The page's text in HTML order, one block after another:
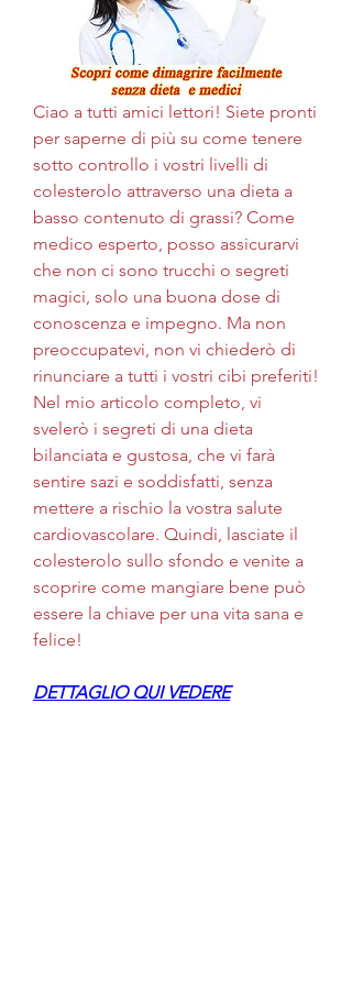
Ciao a tutti amici lettori! Siete pronti
per saperne di più su come tenere
sotto controllo i vostri livelli di
colesterolo attraverso una dieta a
basso contenuto di grassi? Come
medico esperto, posso assicurarvi
che non ci sono trucchi o segreti
magici, solo una buona dose di
conoscenza e impegno. Ma non
preoccupatevi, non vi chiederò di
rinunciare a tutti i vostri cibi preferiti!
Nel mio articolo completo, vi
svelerò i segreti di una dieta
bilanciata e gustosa, che vi farà
sentire sazi e soddisfatti, senza
mettere a rischio la vostra salute
cardiovascolare. Quindi, lasciate il
colesterolo sullo sfondo e venite a
scoprire come mangiare bene può
essere la chiave per una vita sana e
felice!
DETTAGLIO QUI VEDERE